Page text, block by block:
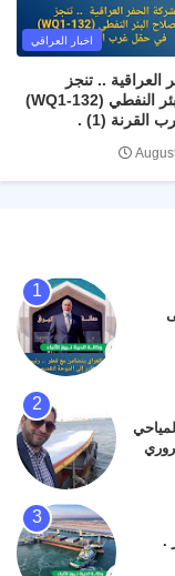
اخبار العراقي
.. تنجز
استصلاح البئر النفطي (WQ1-132)
(1) .
بنكو
.